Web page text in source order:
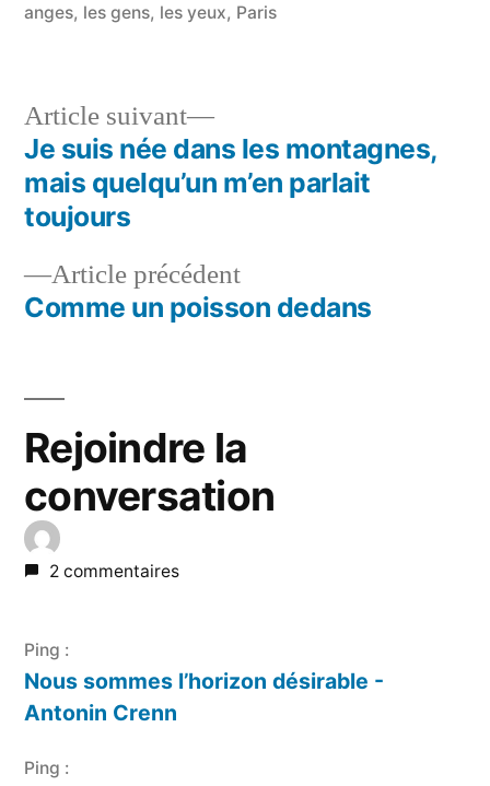
anges, les gens, les yeux, Paris
Navigation
de
l’article
Article précédentArticle
précédent :
Comme un poisson dedans
Article suivant
Article
suivant :
Je suis née dans les montagnes,
mais quelqu’un m’en parlait
toujours
Rejoindre la
conversation
2 commentaires
Ping :
Nous sommes l’horizon désirable -
Antonin Crenn
Ping :